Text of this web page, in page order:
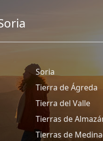
Soria
Tierra de Ágreda
Tierra del Valle
Tierras de
Tierras de